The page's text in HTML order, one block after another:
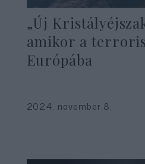
„Új
amikor a
Európába
2024. november 8.